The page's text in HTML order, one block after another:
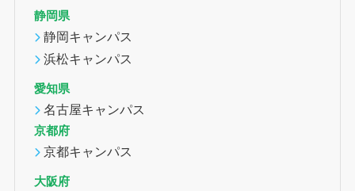
静岡県
静岡キャンパス
浜松キャンパス
愛知県
名古屋キャンパス
京都府
京都キャンパス
大阪府